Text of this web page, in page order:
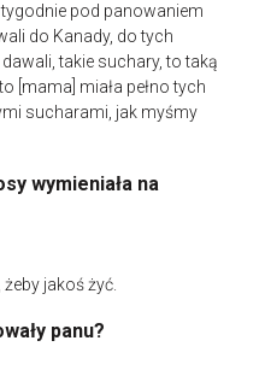
tygodnie pod panowaniem
do Kanady, do tych
takie suchary, to taką
[mama] miała pełno tych
sucharami, jak myśmy
wymieniała na
jakoś żyć.
panu?